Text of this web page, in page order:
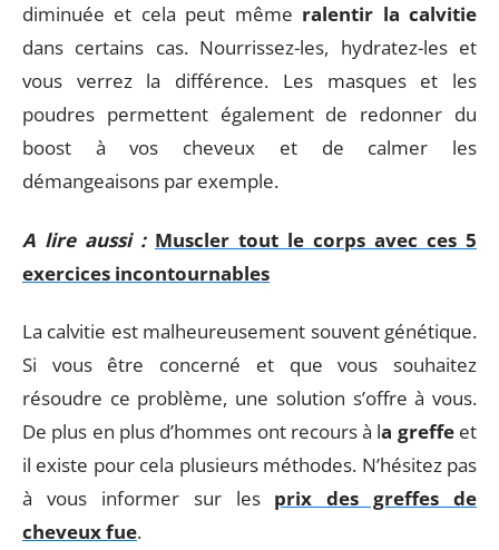
diminuée et cela peut même ralentir la calvitie
dans certains cas. Nourrissez-les, hydratez-les et
vous verrez la différence. Les masques et les
poudres permettent également de redonner du
boost à vos cheveux et de calmer les
démangeaisons par exemple.
A lire aussi : Muscler tout le corps avec ces 5
exercices incontournables
La calvitie est malheureusement souvent génétique.
Si vous être concerné et que vous souhaitez
résoudre ce problème, une solution s’offre à vous.
De plus en plus d’hommes ont recours à la greffeet
il existe pour cela plusieurs méthodes. N’hésitez pas
à vous informer sur les prix des greffes de
cheveux fue.